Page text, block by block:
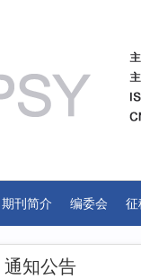
期刊简介 编委会
通知公告